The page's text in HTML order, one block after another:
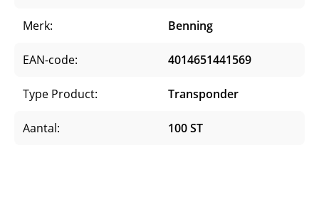
Merk: Benning
EAN-code: 4014651441569
Type Product: Transponder
Aantal: 100 ST